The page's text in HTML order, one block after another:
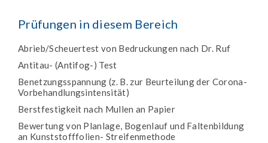
Prüfungen in diesem Bereich
Abrieb/Scheuertest von Bedruckungen nach Dr. Ruf
Antitau- (Antifog-) Test
Benetzungsspannung (z. B. zur Beurteilung der Corona-
Vorbehandlungsintensität)
Berstfestigkeit nach Mullen an Papier
Bewertung von Planlage, Bogenlauf und Faltenbildung
an Kunststofffolien- Streifenmethode